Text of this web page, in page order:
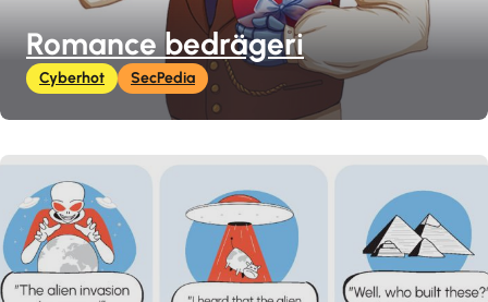
Romance bedrägeri
Cyberhot SecPedia